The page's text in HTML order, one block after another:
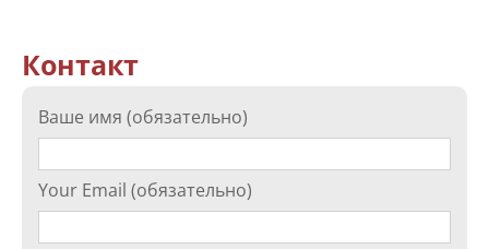
Контакт
Ваше имя (обязательно)
Your Email (обязательно)